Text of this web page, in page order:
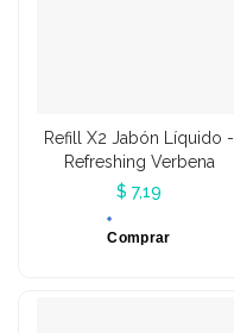
Refill X2 Jabón Líquido -
Refreshing Verbena
$ 7,19
Comprar